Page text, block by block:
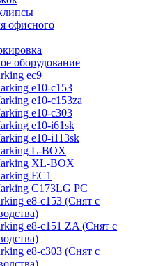
офисного
оборудование
ec9
e10-c153
e10-c153za
e10-c303
e10-i61sk
e10-i113sk
L-BOX
XL-BOX
EC1
C173LG PC
e8-c153 (Снят с
e8-c151 ZA (Снят с
e8-c303 (Снят с